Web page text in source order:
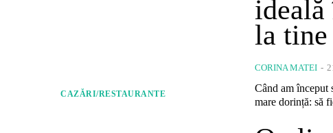
CAZĂRI/RESTAURANTE
la
CORINA MATEI -
Când am început
mare dorință: să